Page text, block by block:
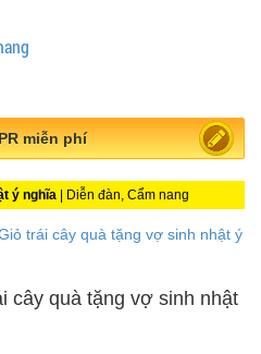
miễn phí
ý nghĩa | Diễn đàn, Cẩm nang
trái cây quà tặng vợ sinh nhật ý
cây quà tặng vợ sinh nhật